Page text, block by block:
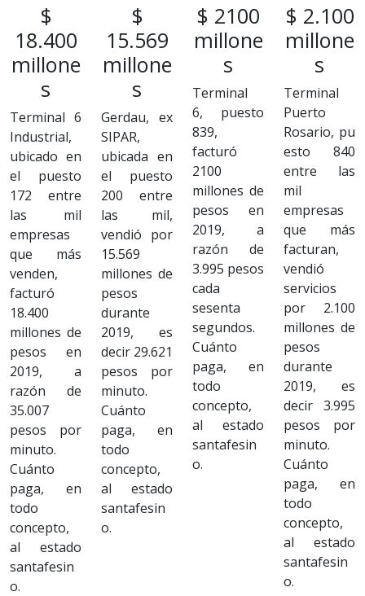
$
18.400
millone
s
Terminal 6
Industrial,
ubicado en
el puesto
172 entre
las mil
empresas
que más
venden,
facturó
18.400
millones de
pesos en
2019, a
razón de
35.007
pesos por
minuto.
Cuánto
paga, en
todo
concepto,
al estado
santafesin
o.
$
15.569
millone
s
Gerdau, ex
SIPAR,
ubicada en
el puesto
200 entre
las mil,
vendió por
15.569
millones de
pesos
durante
2019, es
decir 29.621
pesos por
minuto.
Cuánto
paga, en
todo
concepto,
al estado
santafesin
o.
$ 2100
millone
s
Terminal
6, puesto
839,
facturó
2100
millones de
pesos en
2019, a
razón de
3.995 pesos
cada
sesenta
segundos.
Cuánto
paga, en
todo
concepto,
al estado
santafesin
o.
$ 2.100
millone
s
Terminal
Puerto
Rosario, pu
esto 840
entre las
mil
empresas
que más
facturan,
vendió
servicios
por 2.100
millones de
pesos
durante
2019, es
decir 3.995
pesos por
minuto.
Cuánto
paga, en
todo
concepto,
al estado
santafesin
o.